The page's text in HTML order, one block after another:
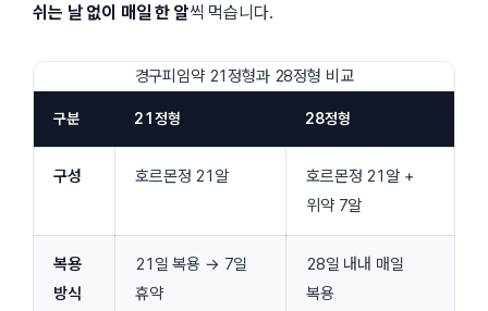
쉬는 날 없이 매일 한 알씩 먹습니다.
경구피임약 21정형과 28정형 비교
구분 21정형 28정형
구성 호르몬정 21알
호르몬정 21알 +
위약 7알
복용
방식
21일 복용 → 7일
휴약
28일 내내 매일
복용